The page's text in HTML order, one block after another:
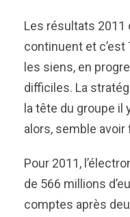
Les résultats 2011
continuent et c’est
les siens, en
difficiles. La
la tête du groupe
alors, semble
Pour 2011,
de 566 millions
comptes après